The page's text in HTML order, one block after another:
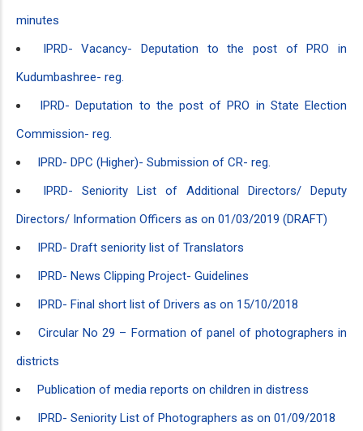
minutes
IPRD- Vacancy- Deputation to the post of PRO in
Kudumbashree- reg.
IPRD- Deputation to the post of PRO in State Election
Commission- reg.
IPRD- DPC (Higher)- Submission of CR- reg.
IPRD- Seniority List of Additional Directors/ Deputy
Directors/ Information Officers as on 01/03/2019 (DRAFT)
IPRD- Draft seniority list of Translators
IPRD- News Clipping Project- Guidelines
IPRD- Final short list of Drivers as on 15/10/2018
Circular No 29 – Formation of panel of photographers in
districts
Publication of media reports on children in distress
IPRD- Seniority List of Photographers as on 01/09/2018